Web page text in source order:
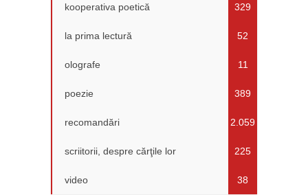
kooperativa poetică 329
la prima lectură 52
olografe 11
poezie 389
recomandări 2.059
scriitorii, despre cărţile lor 225
video 38